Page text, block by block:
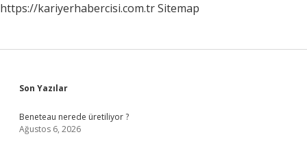
https://kariyerhabercisi.com.trSitemap
Sidebar
Son Yazılar
Beneteau nerede üretiliyor ?
Ağustos 6, 2026